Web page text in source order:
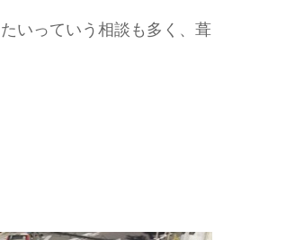
いっていう相談も多く、葺